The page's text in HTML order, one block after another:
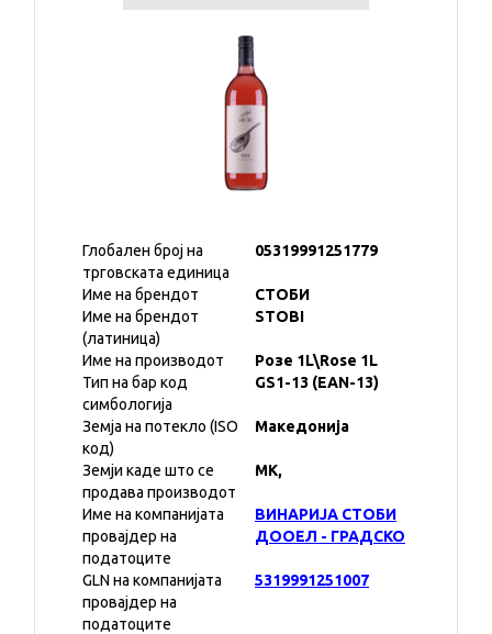
Глобален број на
трговската единица
05319991251779
Име на брендот
СТОБИ
Име на брендот
(латиница)
STOBI
Име на производот
Розе 1L\Rose 1L
Тип на бар код
симбологија
GS1-13 (EAN-13)
Земја на потекло (ISO
код)
Македонија
Земји каде што се
продава производот
MK,
Име на компанијата
провајдер на
податоците
ВИНАРИЈА СТОБИ
ДООЕЛ - ГРАДСКО
GLN на компанијата
провајдер на
податоците
5319991251007